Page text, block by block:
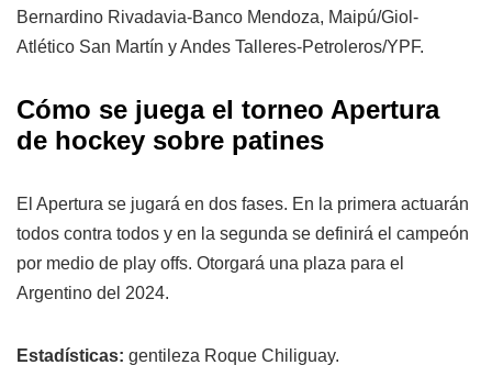
Bernardino Rivadavia-Banco Mendoza, Maipú/Giol-
Atlético San Martín y Andes Talleres-Petroleros/YPF.
Cómo se juega el torneo Apertura
de hockey sobre patines
El Apertura se jugará en dos fases. En la primera actuarán
todos contra todos y en la segunda se definirá el campeón
por medio de play offs. Otorgará una plaza para el
Argentino del 2024.
Estadísticas: gentileza Roque Chiliguay.